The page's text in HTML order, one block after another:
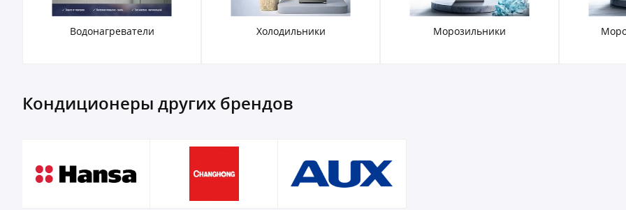
Холодильники Морозильники Морозильные лари
Кондиционеры других брендов